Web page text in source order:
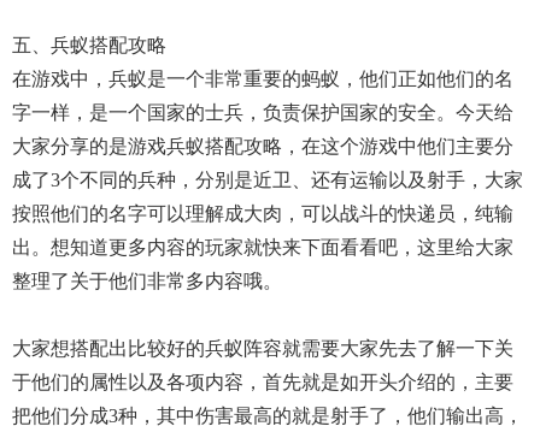
五、兵蚁搭配攻略
在游戏中，兵蚁是一个非常重要的蚂蚁，他们正如他们的名
字一样，是一个国家的士兵，负责保护国家的安全。今天给
大家分享的是游戏兵蚁搭配攻略，在这个游戏中他们主要分
成了3个不同的兵种，分别是近卫、还有运输以及射手，大家
按照他们的名字可以理解成大肉，可以战斗的快递员，纯输
出。想知道更多内容的玩家就快来下面看看吧，这里给大家
整理了关于他们非常多内容哦。
大家想搭配出比较好的兵蚁阵容就需要大家先去了解一下关
于他们的属性以及各项内容，首先就是如开头介绍的，主要
把他们分成3种，其中伤害最高的就是射手了，他们输出高，